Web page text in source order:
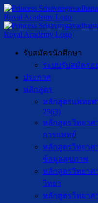
รับสมัครนักศึกษา
ระบบรับสมัครอ
ประกาศ
หลักสูตร
หลักสูตรแพทย
2563)
หลักสูตรวิทยา
การแพทย์
หลักสูตรวิทยา
ข้อมูลสุขภาพ
หลักสูตรวิทยา
วิทยา
หลักสูตรวิทยา